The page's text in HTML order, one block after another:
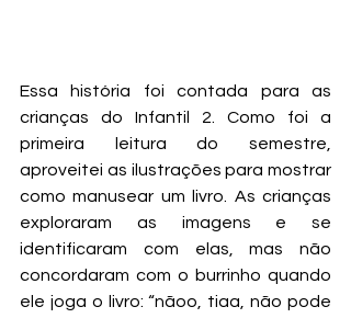
Essa história foi contada para as
crianças do Infantil 2. Como foi a
primeira leitura do semestre,
aproveitei as ilustrações para mostrar
como manusear um livro. As crianças
exploraram as imagens e se
identificaram com elas, mas não
concordaram com o burrinho quando
ele joga o livro: “nãoo, tiaa, não pode